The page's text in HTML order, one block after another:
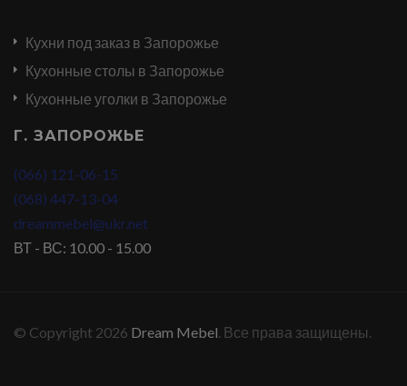
Кухни под заказ в Запорожье
Кухонные столы в Запорожье
Кухонные уголки в Запорожье
Г. ЗАПОРОЖЬЕ
(066) 121-06-15
(068) 447-13-04
dreammebel@ukr.net
ВТ - ВС: 10.00 - 15.00
© Copyright 2026 Dream Mebel. Все права защищены.